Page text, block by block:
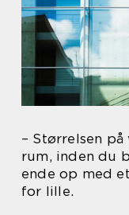
– Størrelsen
rum, inden du
ende op med
for lille.